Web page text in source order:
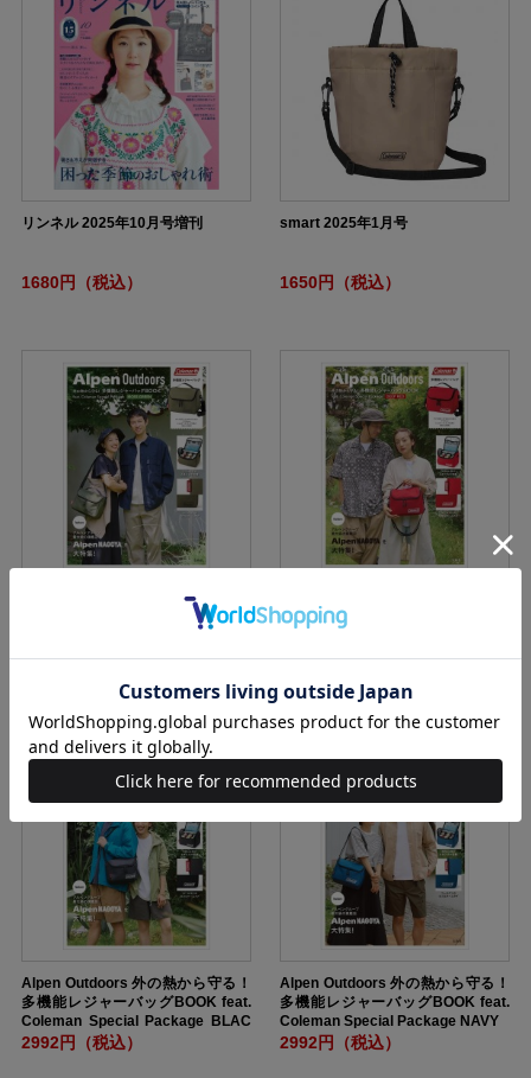
リンネル 2025年10月号増刊
1680円（税込）
smart 2025年1月号
1650円（税込）
Alpen Outdoors 外の熱から守る！
多機能レジャーバッグBOOK feat.
GREEN
2992円（税込）
Alpen Outdoors 外の熱から守る！
多機能レジャーバッグBOOK feat.
RED
2992円（税込）
Alpen Outdoors 外の熱から守る！
多機能レジャーバッグBOOK feat.
Coleman Special Package BLAC
K
2992円（税込）
Alpen Outdoors 外の熱から守る！
多機能レジャーバッグBOOK feat.
Coleman Special Package NAVY
2992円（税込）